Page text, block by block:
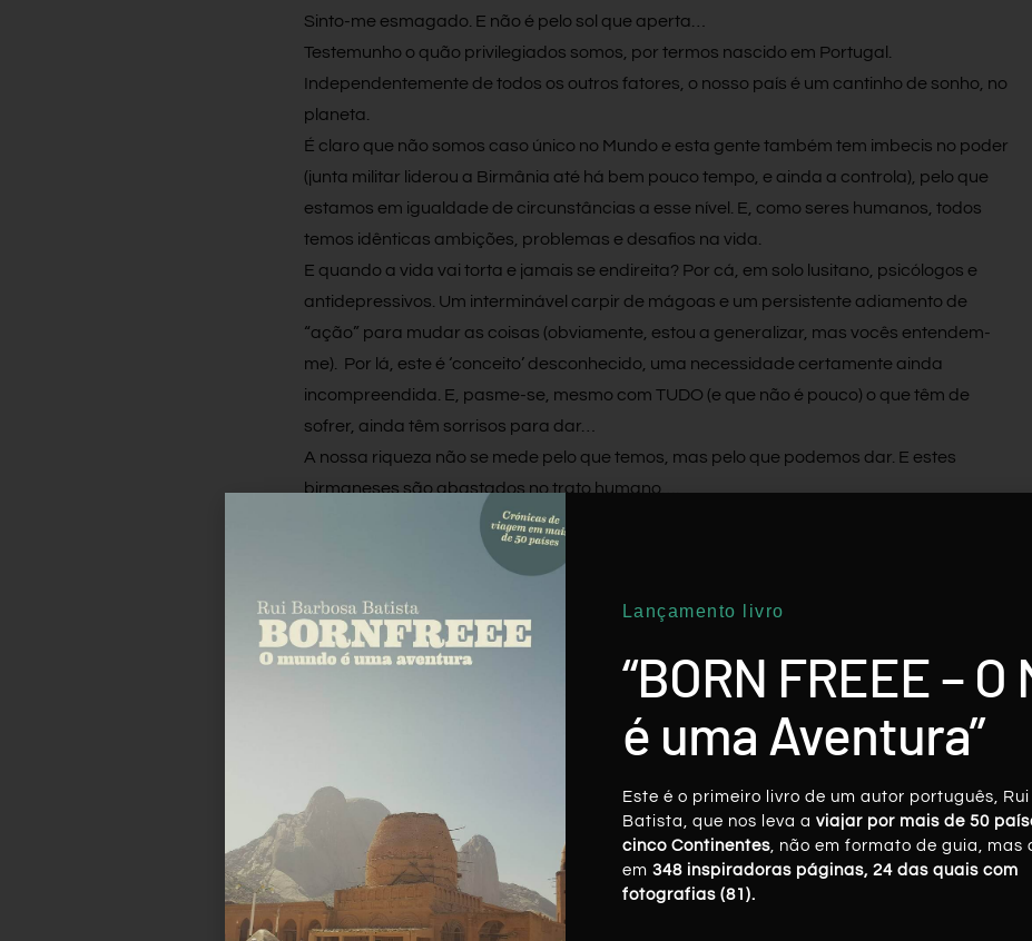
Sinto-me esmagado. E não é pelo sol que aperta…
Testemunho o quão privilegiados somos, por termos nascido em Portugal.
Independentemente de todos os outros fatores, o nosso país é um cantinho de sonho, no
planeta.
É claro que não somos caso único no Mundo e esta gente também tem imbecis no poder
(junta militar liderou a Birmânia até há bem pouco tempo, e ainda a controla), pelo que
estamos em igualdade de circunstâncias a esse nível. E, como seres humanos, todos
temos idênticas ambições, problemas e desafios na vida.
E quando a vida vai torta e jamais se endireita? Por cá, em solo lusitano, psicólogos e
antidepressivos. Um interminável carpir de mágoas e um persistente adiamento de
“ação” para mudar as coisas (obviamente, estou a generalizar, mas vocês entendem-
me). Por lá, este é ‘conceito’ desconhecido, uma necessidade certamente ainda
incompreendida. E, pasme-se, mesmo com TUDO (e que não é pouco) o que têm de
sofrer, ainda têm sorrisos para dar…
A nossa riqueza não se mede pelo que temos, mas pelo que podemos dar. E estes
birmaneses são abastados no trato humano….
Facebook Twitter
Lançamento livro
“BORN FREEE –
é uma Aventura”
Este é o primeiro livro de um autor português,
Batista, que nos leva a viajar por mais de 50
cinco Continentes, não em formato de guia, mas
em 348 inspiradoras páginas, 24 das quais com
fotografias (81).